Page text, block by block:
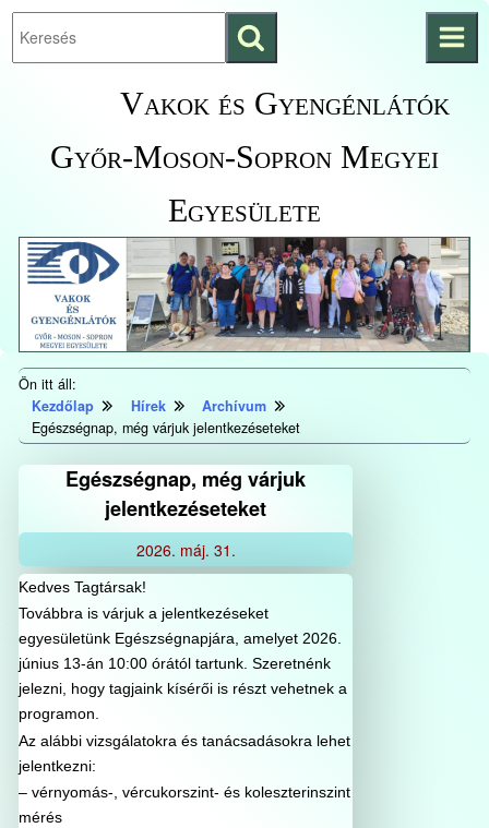
Ugrás a fő
KezdőlapraVakok és Gyengénlátók
Győr-Moson-Sopron Megyei
Egyesülete
Keresés
indítása
Ön itt áll:
Kezdőlap
Hírek
Archívum
Egészségnap, még várjuk jelentkezéseteket
Egészségnap, még várjuk
jelentkezéseteket
2026. máj. 31.
Kedves Tagtársak!
Továbbra is várjuk a jelentkezéseket
egyesületünk Egészségnapjára, amelyet 2026.
június 13-án 10:00 órától tartunk. Szeretnénk
jelezni, hogy tagjaink kísérői is részt vehetnek a
programon.
Az alábbi vizsgálatokra és tanácsadásokra lehet
jelentkezni:
– vérnyomás-, vércukorszint- és koleszterinszint
mérés